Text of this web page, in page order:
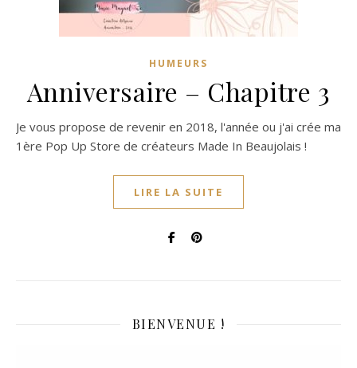
HUMEURS
Anniversaire – Chapitre 3
Je vous propose de revenir en 2018, l'année ou j'ai crée ma
1ère Pop Up Store de créateurs Made In Beaujolais !
LIRE LA SUITE
BIENVENUE !